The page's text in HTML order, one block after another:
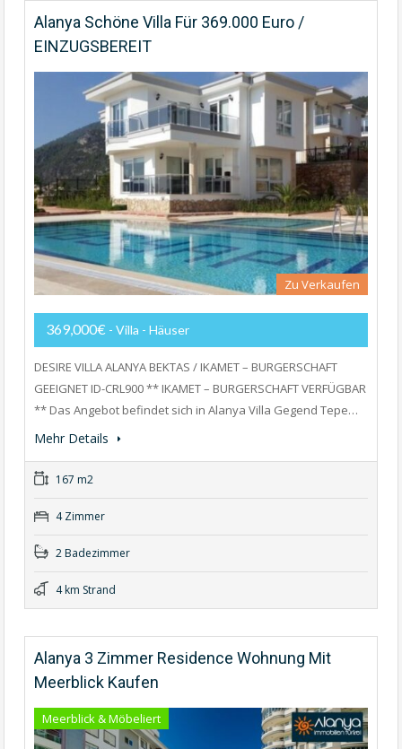
Alanya Schöne Villa Für 369.000 Euro /
EINZUGSBEREIT
Zu Verkaufen
369,000€ - Villa - Häuser
DESIRE VILLA ALANYA BEKTAS / IKAMET – BURGERSCHAFT
GEEIGNET ID-CRL900 ** IKAMET – BURGERSCHAFT VERFÜGBAR
** Das Angebot befindet sich in Alanya Villa Gegend Tepe…
Mehr Details
167 m2
4 Zimmer
2 Badezimmer
4 km Strand
Alanya 3 Zimmer Residence Wohnung Mit
Meerblick Kaufen
Meerblick & Möbeliert